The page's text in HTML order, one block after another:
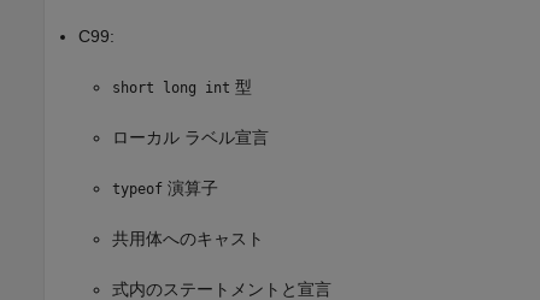
C99:
short long int 型
ローカル ラベル宣言
typeof 演算子
共用体へのキャスト
式内のステートメントと宣言